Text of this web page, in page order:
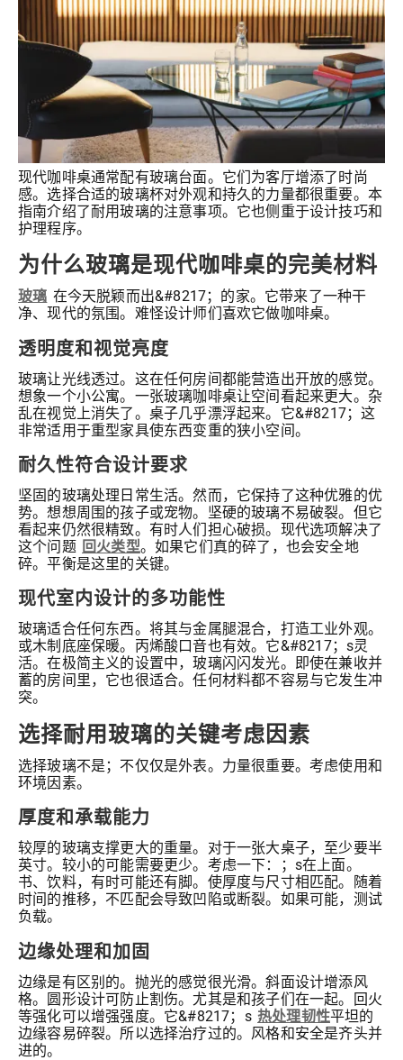
现代咖啡桌通常配有玻璃台面。它们为客厅增添了时尚
感。选择合适的玻璃杯对外观和持久的力量都很重要。本
指南介绍了耐用玻璃的注意事项。它也侧重于设计技巧和
护理程序。
为什么玻璃是现代咖啡桌的完美材料
玻璃 在今天脱颖而出&#8217；的家。它带来了一种干
净、现代的氛围。难怪设计师们喜欢它做咖啡桌。
透明度和视觉亮度
玻璃让光线透过。这在任何房间都能营造出开放的感觉。
想象一个小公寓。一张玻璃咖啡桌让空间看起来更大。杂
乱在视觉上消失了。桌子几乎漂浮起来。它&#8217；这
非常适用于重型家具使东西变重的狭小空间。
耐久性符合设计要求
坚固的玻璃处理日常生活。然而，它保持了这种优雅的优
势。想想周围的孩子或宠物。坚硬的玻璃不易破裂。但它
看起来仍然很精致。有时人们担心破损。现代选项解决了
这个问题 回火类型。如果它们真的碎了，也会安全地
碎。平衡是这里的关键。
现代室内设计的多功能性
玻璃适合任何东西。将其与金属腿混合，打造工业外观。
或木制底座保暖。丙烯酸口音也有效。它&#8217；s灵
活。在极简主义的设置中，玻璃闪闪发光。即使在兼收并
蓄的房间里，它也很适合。任何材料都不容易与它发生冲
突。
选择耐用玻璃的关键考虑因素
选择玻璃不是；不仅仅是外表。力量很重要。考虑使用和
环境因素。
厚度和承载能力
较厚的玻璃支撑更大的重量。对于一张大桌子，至少要半
英寸。较小的可能需要更少。考虑一下：；s在上面。
书、饮料，有时可能还有脚。使厚度与尺寸相匹配。随着
时间的推移，不匹配会导致凹陷或断裂。如果可能，测试
负载。
边缘处理和加固
边缘是有区别的。抛光的感觉很光滑。斜面设计增添风
格。圆形设计可防止割伤。尤其是和孩子们在一起。回火
等强化可以增强强度。它&#8217；s 热处理韧性平坦的
边缘容易碎裂。所以选择治疗过的。风格和安全是齐头并
进的。